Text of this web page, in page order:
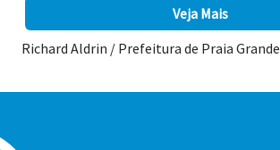
Veja Mais
Richard Aldrin / Prefeitura de Praia Grande